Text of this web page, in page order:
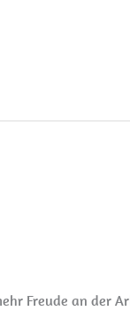
Freude an der